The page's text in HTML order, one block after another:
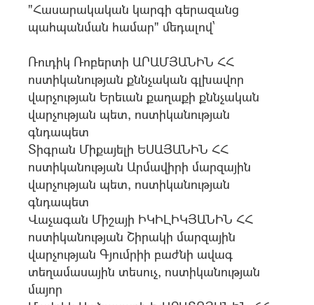
"Հասարակական կարգի գերազանց
պահպանման համար" մեդալով`
Ռուդիկ Ռոբերտի ԱՐԱՄՅԱՆԻՆ ՀՀ
ոստիկանության քննչական գլխավոր
վարչության Երեւան քաղաքի քննչական
վարչության պետ, ոստիկանության
գնդապետ
Տիգրան Միքայելի ԵՍԱՅԱՆԻՆ ՀՀ
ոստիկանության Արմավիրի մարզային
վարչության պետ, ոստիկանության
գնդապետ
Վաչագան Միշայի ԻԿԻԼԻԿՅԱՆԻՆ ՀՀ
ոստիկանության Շիրակի մարզային
վարչության Գյումրիի բաժնի ավագ
տեղամասային տեսուչ, ոստիկանության
մայոր